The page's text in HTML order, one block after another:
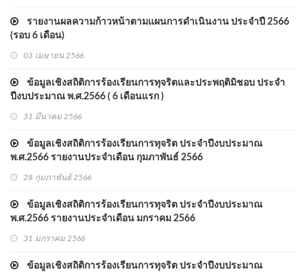
รายงานผลความก้าวหน้าตามแผนการดำเนินงาน ประจำปี 2566
(รอบ 6 เดือน)
03 เมษายน 2566
ข้อมูลเชิงสถิติการร้องเรียนการทุจริตและประพฤติมิชอบ ประจำ
ปีงบประมาณ พ.ศ.2566 ( 6 เดือนแรก )
31 มีนาคม 2566
ข้อมูลเชิงสถิติการร้องเรียนการทุจริต ประจำปีงบประมาณ
พ.ศ.2566 รายงานประจำเดือน กุมภาพันธ์ 2566
28 กุมภาพันธ์ 2566
ข้อมูลเชิงสถิติการร้องเรียนการทุจริต ประจำปีงบประมาณ
พ.ศ.2566 รายงานประจำเดือน มกราคม 2566
31 มกราคม 2566
ข้อมูลเชิงสถิติการร้องเรียนการทุจริต ประจำปีงบประมาณ